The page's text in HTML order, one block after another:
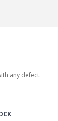
any defect.